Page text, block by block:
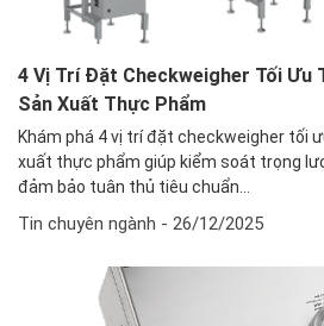
4 Vị Trí Đặt Checkweigher Tối Ưu
Sản Xuất Thực Phẩm
Khám phá 4 vị trí đặt checkweigher tối
xuất thực phẩm giúp kiểm soát trọng
đảm bảo tuân thủ tiêu chuẩn...
Tin chuyên ngành - 26/12/2025